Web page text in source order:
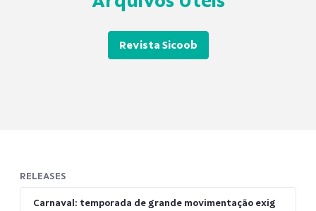
Revista Sicoob
RELEASES
Carnaval: temporada de grande movimentação exige